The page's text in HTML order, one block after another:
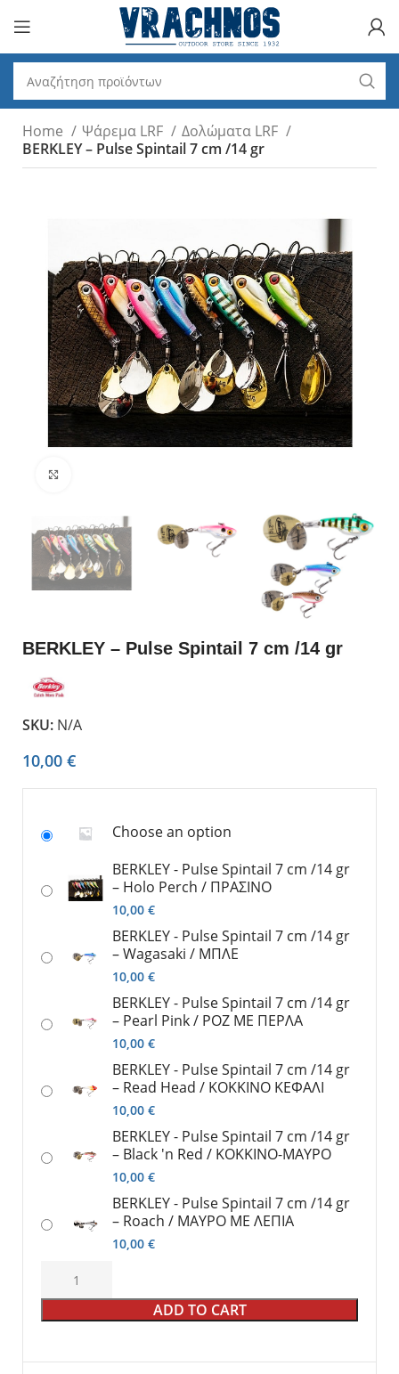
Home Ψάρεμα LRF
Δολώματα LRF
BERKLEY – Pulse Spintail 7 cm /14 gr
BERKLEY – Pulse Spintail 7 cm /14 gr
SKU: N/A
10,00 €
Choose an option
BERKLEY - Pulse Spintail 7 cm /14 gr
– Holo Perch / ΠΡΑΣΙΝΟ
10,00 €
BERKLEY - Pulse Spintail 7 cm /14 gr
– Wagasaki / ΜΠΛΕ
10,00 €
BERKLEY - Pulse Spintail 7 cm /14 gr
– Pearl Pink / ΡΟΖ ΜΕ ΠΕΡΛΑ
10,00 €
BERKLEY - Pulse Spintail 7 cm /14 gr
– Read Head / ΚΟΚΚΙΝΟ ΚΕΦΑΛΙ
10,00 €
BERKLEY - Pulse Spintail 7 cm /14 gr
– Black 'n Red / KOKKINO-ΜΑΥΡΟ
10,00 €
BERKLEY - Pulse Spintail 7 cm /14 gr
– Roach / ΜΑΥΡΟ ΜΕ ΛΕΠΙΑ
10,00 €
ADD TO CART